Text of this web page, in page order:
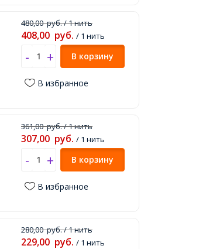
480,00руб./ 1 нить
408,00 руб. / 1 нить
В корзину
В избранное
361,00руб./ 1 нить
307,00 руб. / 1 нить
В корзину
В избранное
280,00руб./ 1 нить
229,00 руб. / 1 нить